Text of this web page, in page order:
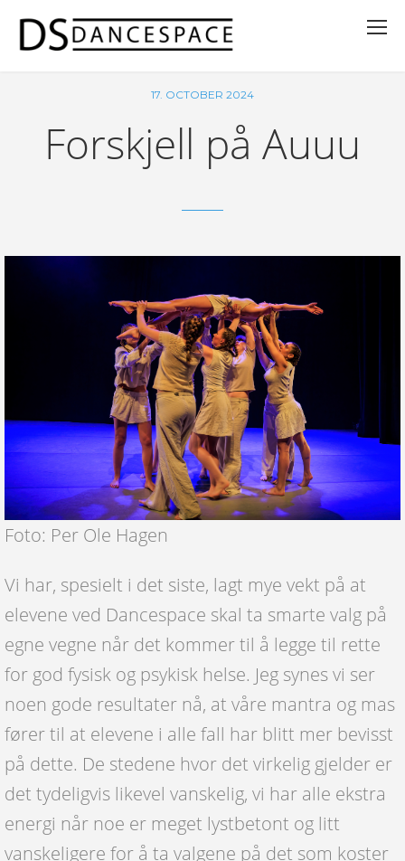
17. OCTOBER 2024
Forskjell på Auuu
Foto: Per Ole Hagen
Vi har, spesielt i det siste, lagt mye vekt på at
elevene ved Dancespace skal ta smarte valg på
egne vegne når det kommer til å legge til rette
for god fysisk og psykisk helse. Jeg synes vi ser
noen gode resultater nå, at våre mantra og mas
fører til at elevene i alle fall har blitt mer bevisst
på dette. De stedene hvor det virkelig gjelder er
det tydeligvis likevel vanskelig, vi har alle ekstra
energi når noe er meget lystbetont og litt
vanskeligere for å ta valgene på det som koster